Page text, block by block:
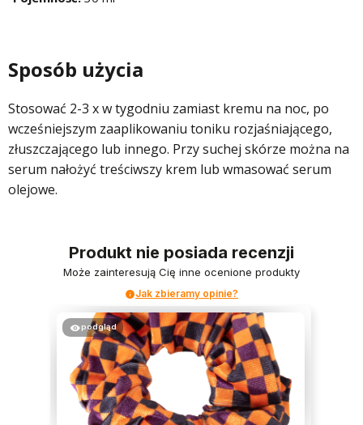
Sposób użycia
Stosować 2-3 x w tygodniu zamiast kremu na noc, po
wcześniejszym zaaplikowaniu toniku rozjaśniającego,
złuszczającego lub innego. Przy suchej skórze można na
serum nałożyć treściwszy krem lub wmasować serum
olejowe.
Produkt nie posiada recenzji
Może zainteresują Cię inne ocenione produkty
Jak zbieramy opinie?
podgląd